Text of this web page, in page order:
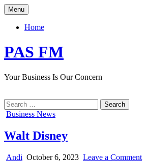
Skip
to
content
Menu
Home
PAS FM
Your Business Is Our Concern
Search
for:
Posted
Business News
Walt Disney
Author:
Andi Published
October 6, 2023 Leave a Commenton